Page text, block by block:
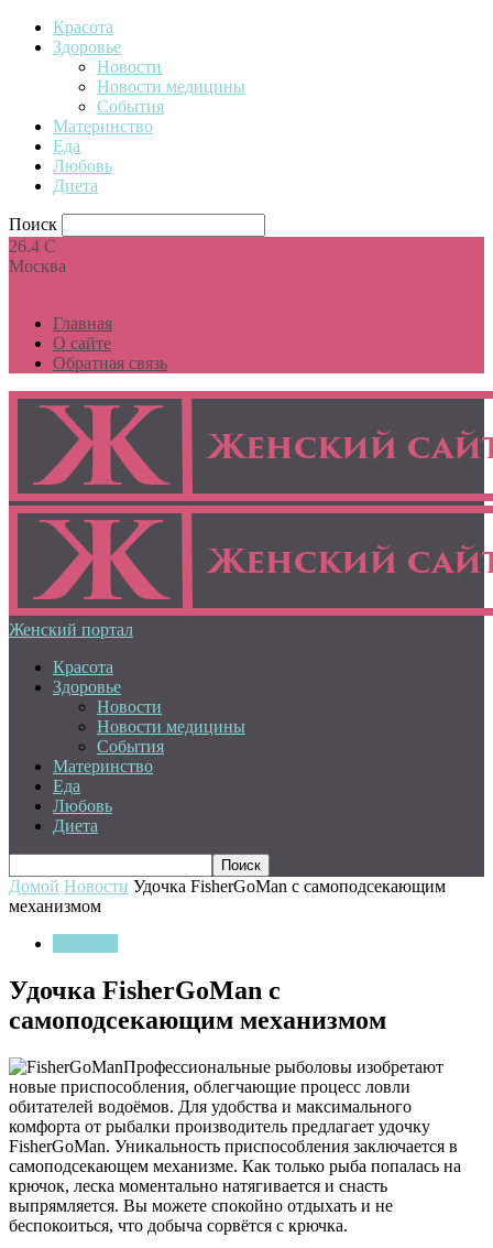
Красота
Здоровье
Новости
Новости медицины
События
Материнство
Еда
Любовь
Диета
Поиск
26.4 C
Москва
Главная
О сайте
Обратная связь
Женский портал
Красота
Здоровье
Новости
Новости медицины
События
Материнство
Еда
Любовь
Диета
Домой Новости Удочка FisherGoMan с самоподсекающим
механизмом
Удочка FisherGoMan с
самоподсекающим механизмом
Профессиональные рыболовы изобретают
новые приспособления, облегчающие процесс ловли
обитателей водоёмов. Для удобства и максимального
комфорта от рыбалки производитель предлагает удочку
FisherGoMan. Уникальность приспособления заключается в
самоподсекающем механизме. Как только рыба попалась на
крючок, леска моментально натягивается и снасть
выпрямляется. Вы можете спокойно отдыхать и не
беспокоиться, что добыча сорвётся с крючка.